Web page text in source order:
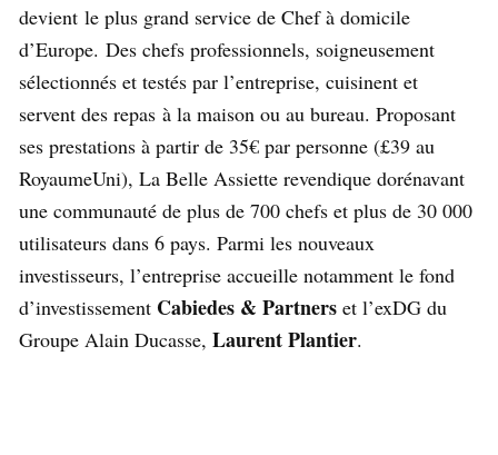
devient le plus grand service de Chef à domicile
d’Europe​. Des chefs professionnels, soigneusement
sélectionnés et testés par l’entreprise, cuisinent et
servent des repas à la maison ou au bureau. Proposant
ses prestations à partir de 35€ par personne (£39 au
Royaume­Uni), La Belle Assiette revendique dorénavant
une communauté de plus de 700 chefs et plus de 30 000
utilisateurs dans 6 pays. Parmi les nouveaux
investisseurs, l’entreprise accueille notamment le fond
d’investissement Cabiedes & Partners et l’ex­DG du
Groupe Alain Ducasse, Laurent Plantier.